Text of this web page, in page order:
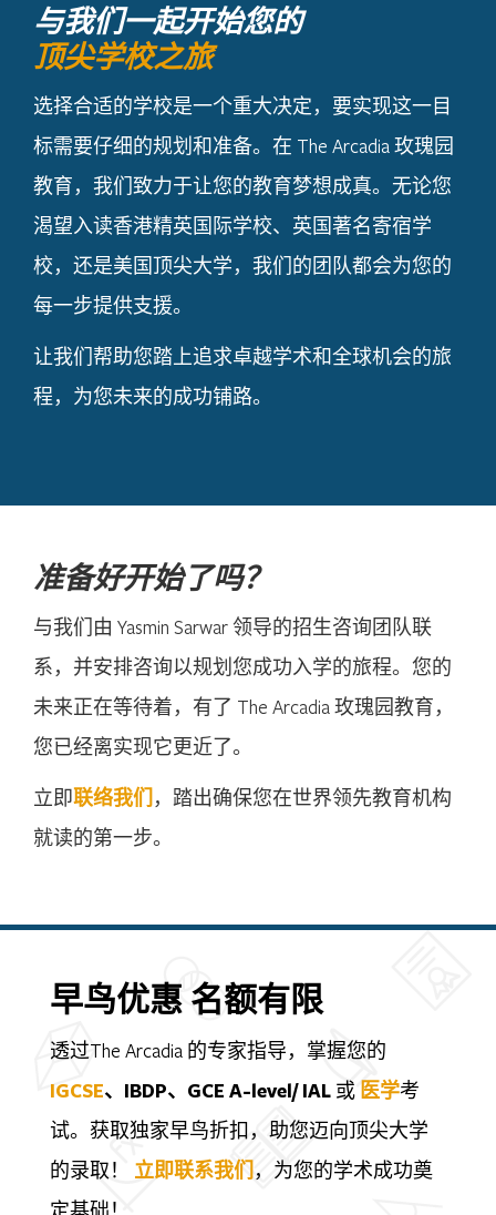
与我们一起开始您的
顶尖学校之旅
选择合适的学校是一个重大决定，要实现这一目
标需要仔细的规划和准备。在 The Arcadia 玫瑰园
教育，我们致力于让您的教育梦想成真。无论您
渴望入读香港精英国际学校、英国著名寄宿学
校，还是美国顶尖大学，我们的团队都会为您的
每一步提供支援。
让我们帮助您踏上追求卓越学术和全球机会的旅
程，为您未来的成功铺路。
准备好开始了吗？
与我们由 Yasmin Sarwar 领导的招生咨询团队联
系，并安排咨询以规划您成功入学的旅程。您的
未来正在等待着，有了 The Arcadia 玫瑰园教育，
您已经离实现它更近了。
立即联络我们，踏出确保您在世界领先教育机构
就读的第一步。
早鸟优惠 名额有限
透过The Arcadia 的专家指导，掌握您的
IGCSE、IBDP、GCE A-level/ IAL 或 医学考
试。获取独家早鸟折扣，助您迈向顶尖大学
的录取！ 立即联系我们，为您的学术成功奠
定基础！